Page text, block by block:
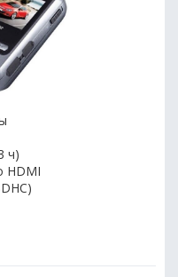
ч)
HDMI